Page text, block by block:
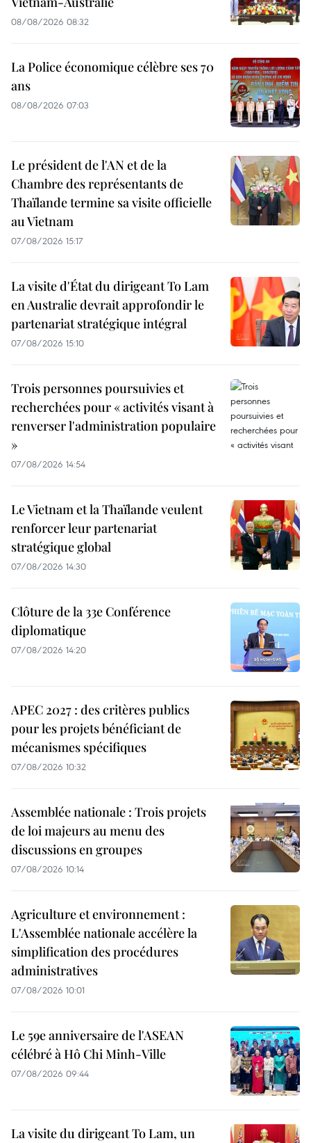
08/08/2026 08:32
La Police économique célèbre ses 70
ans
08/08/2026 07:03
Le président de l'AN et de la
Chambre des représentants de
Thaïlande termine sa visite officielle
au Vietnam
07/08/2026 15:17
La visite d'État du dirigeant To Lam
en Australie devrait approfondir le
partenariat stratégique intégral
07/08/2026 15:10
Trois personnes poursuivies et
recherchées pour « activités visant à
renverser l'administration populaire
»
07/08/2026 14:54
Le Vietnam et la Thaïlande veulent
renforcer leur partenariat
stratégique global
07/08/2026 14:30
Clôture de la 33e Conférence
diplomatique
07/08/2026 14:20
APEC 2027 : des critères publics
pour les projets bénéficiant de
mécanismes spécifiques
07/08/2026 10:32
Assemblée nationale : Trois projets
de loi majeurs au menu des
discussions en groupes
07/08/2026 10:14
Agriculture et environnement :
L'Assemblée nationale accélère la
simplification des procédures
administratives
07/08/2026 10:01
Le 59e anniversaire de l'ASEAN
célébré à Hô Chi Minh-Ville
07/08/2026 09:44
La visite du dirigeant To Lam, un